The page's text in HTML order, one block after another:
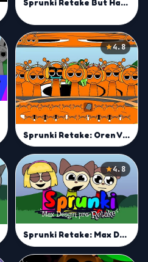
Sprunki Retake But Hands
4.8
Sprunki Retake: Oren Virus
4.8
Sprunki Retake: Max Design Pro